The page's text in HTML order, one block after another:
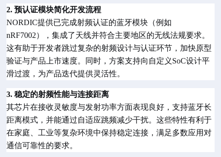
2. 预认证模块简化开发流程
NORDIC提供已完成射频认证的蓝牙模块（例如
nRF7002），集成了天线并符合主要地区的无线法规要求。
这有助于开发者跳过复杂的射频设计与认证环节，加快原型
验证与产品上市速度。同时，方案支持向自定义SoC设计平
滑过渡，为产品迭代提供灵活性。
3. 稳定的射频性能与连接距离
其芯片在接收灵敏度与发射功率方面表现良好，支持蓝牙长
距离模式，并能通过自适应跳频减少干扰。这些特性有利于
在家庭、工业等复杂环境中保持稳定连接，满足多数应用对
通信可靠性的要求。